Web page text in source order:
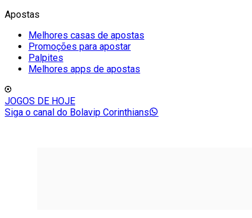
Apostas
Melhores casas de apostas
Promoções para apostar
Palpites
Melhores apps de apostas
JOGOS DE HOJE
Siga o canal do Bolavip Corinthians